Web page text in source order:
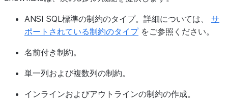
ANSI SQL標準の制約のタイプ。詳細については、 サ
ポートされている制約のタイプをご参照ください。
名前付き制約。
単一列および複数列の制約。
インラインおよびアウトラインの制約の作成。